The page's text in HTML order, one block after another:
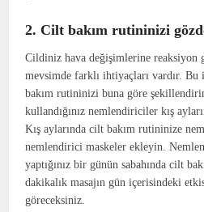
2. Cilt bakım rutininizi
Cildiniz hava değişimlerine reaksiyon
mevsimde farklı ihtiyaçları vardır.
bakım rutininizi buna göre
kullandığınız nemlendiriciler kış
Kış aylarında cilt bakım rutininize
nemlendirici maskeler ekleyin.
yaptığınız bir günün sabahında cilt
dakikalık masajın gün içerisindeki
göreceksiniz.